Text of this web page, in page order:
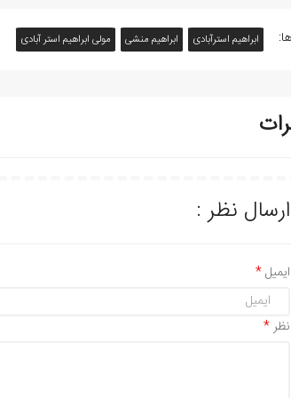
ابراهیم استرآبادی ابراهیم منشی مولی ابراهیم استر آبادی
ارسال نظر :
ایمیل
نظر